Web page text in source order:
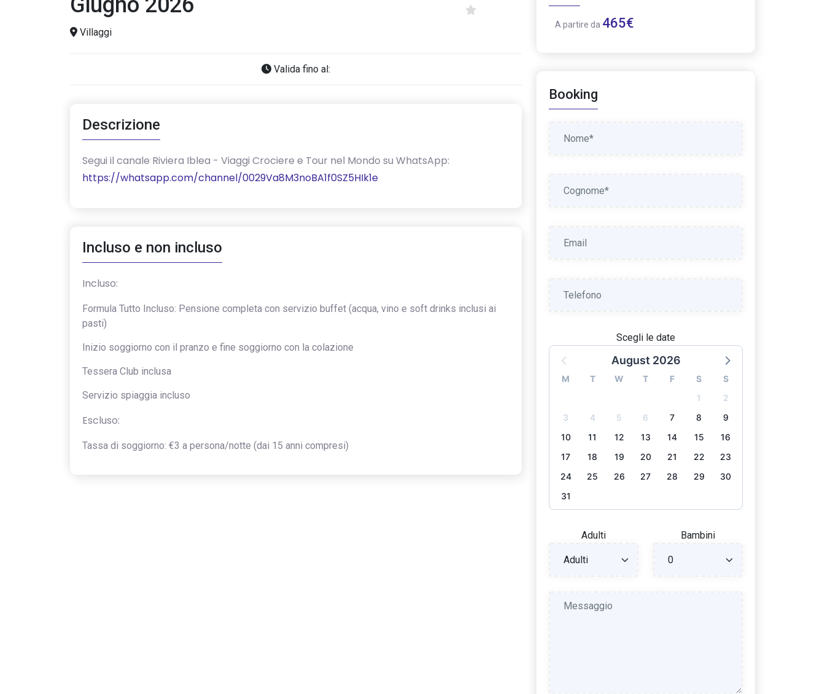
Villaggi
Valida fino al:
Descrizione
‎Segui il canale Riviera Iblea - Viaggi Crociere e Tour nel Mondo su WhatsApp:
https://whatsapp.com/channel/0029Va8M3noBA1f0SZ5HIk1e
Incluso e non incluso
Incluso:
Formula Tutto Incluso: Pensione completa con servizio buffet (acqua, vino e soft drinks inclusi ai
pasti)
Inizio soggiorno con il pranzo e fine soggiorno con la colazione
Tessera Club inclusa
Servizio spiaggia incluso
Escluso:
Tassa di soggiorno: €3 a persona/notte (dai 15 anni compresi)
A partire da 465€
Booking
Scegli le date
August 2026
M T W T F S
S
1
2
3
4 5 6 7 8
9
10
11 12 13 14 15
16
17
18 19 20 21 22
23
24
25 26 27 28 29
30
31
Adulti Bambini